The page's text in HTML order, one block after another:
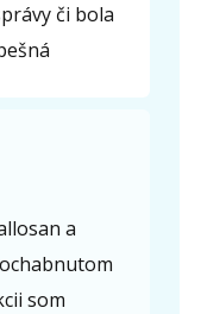
či bola
a
som